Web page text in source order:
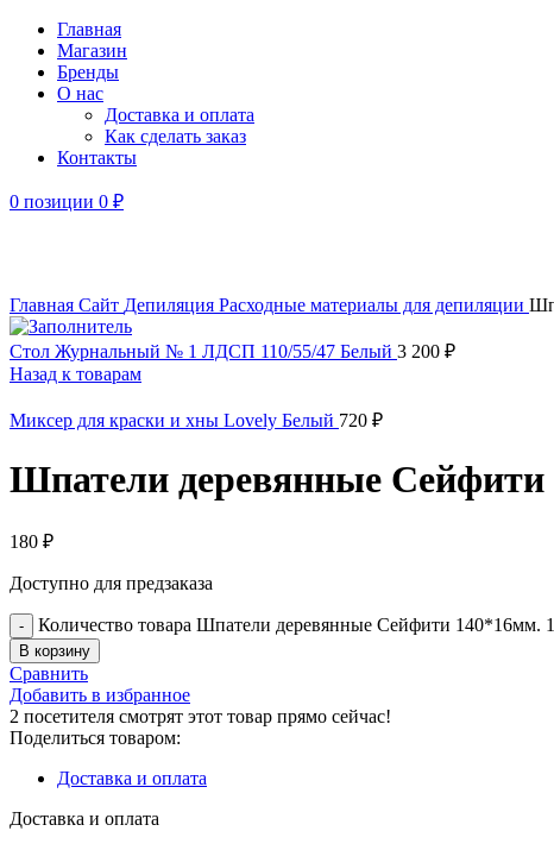
Главная
Магазин
Бренды
О нас
Доставка и оплата
Как сделать заказ
Контакты
0 позиции 0 ₽
Главная Сайт Депиляция Расходные материалы для депиляции
Стол Журнальный № 1 ЛДСП 110/55/47 Белый 3 200 ₽
Назад к товарам
Миксер для краски и хны Lovely Белый 720 ₽
Шпатели деревянные
180 ₽
Доступно для предзаказа
Количество товара Шпатели деревянные Сейфити 140*16мм.
В корзину
Сравнить
Добавить в избранное
2 посетителя смотрят этот товар прямо сейчас!
Поделиться товаром:
Доставка и оплата
Доставка и оплата